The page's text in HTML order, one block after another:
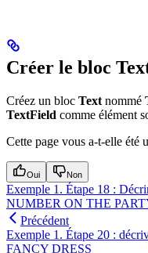
Créer le bloc
Créez un bloc Text nommé
TextField comme élément
Cette page vous a-t-elle été
Oui Non
Exemple 1. Étape 18 :
NUMBER ON THE
Précédent
Exemple 1. Étape 20 :
FANCY DRESS